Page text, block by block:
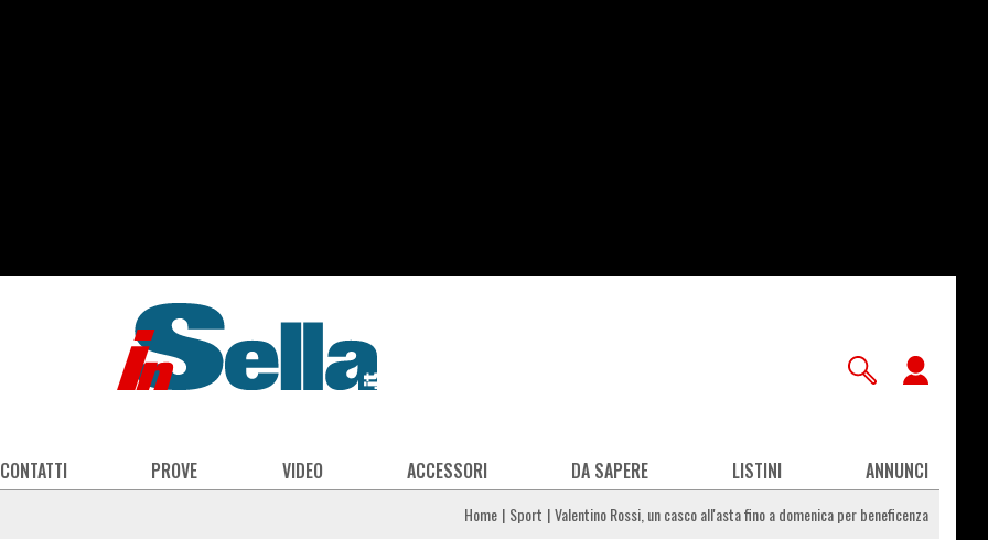
PROVE VIDEO ACCESSORI DA SAPERE LISTINI ANNUNCI
Home Sport Valentino Rossi, un casco all'asta fino a domenica per beneficenza